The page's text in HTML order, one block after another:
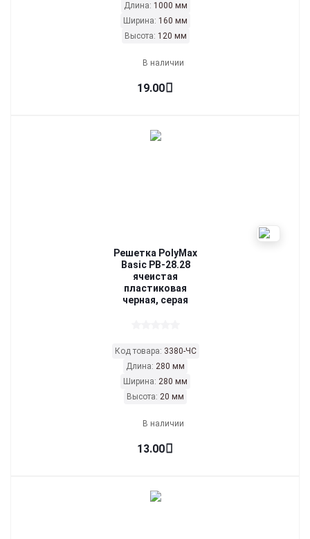
Длина: 1000 мм
Ширина: 160 мм
Высота: 120 мм
В наличии
19.00
Решетка PolyMax
Basic РВ-28.28
ячеистая
пластиковая
черная, серая
Код товара: 3380-ЧС
Длина: 280 мм
Ширина: 280 мм
Высота: 20 мм
В наличии
13.00